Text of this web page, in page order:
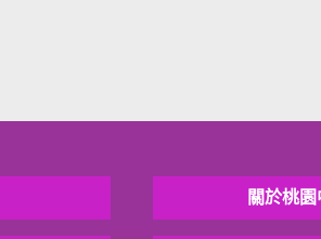
關於桃